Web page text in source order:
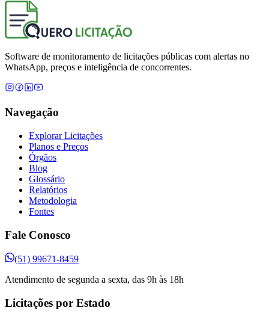
Software de monitoramento de licitações públicas com alertas no
WhatsApp, preços e inteligência de concorrentes.
Navegação
Explorar Licitações
Planos e Preços
Órgãos
Blog
Glossário
Relatórios
Metodologia
Fontes
Fale Conosco
(51) 99671-8459
Atendimento de segunda a sexta, das 9h às 18h
Licitações por Estado